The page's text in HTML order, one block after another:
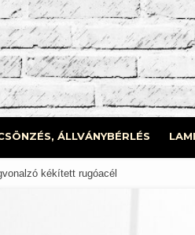
ÁLLVÁNYBÉRLÉS
kékített rugóacél